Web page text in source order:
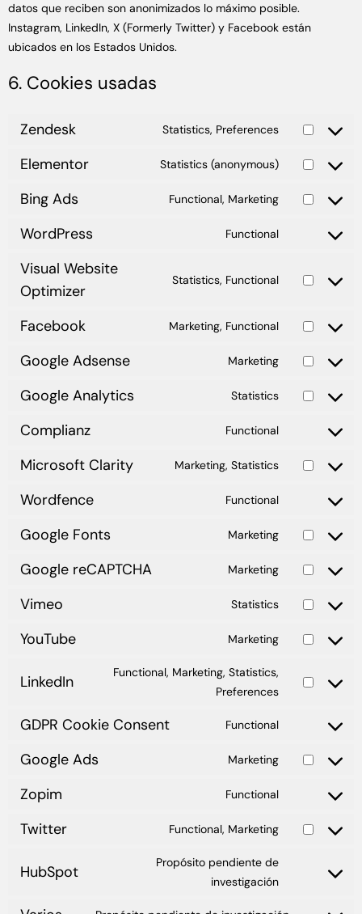
datos que reciben son anonimizados lo máximo posible.
Instagram, LinkedIn, X (Formerly Twitter) y Facebook están
ubicados en los Estados Unidos.
6. Cookies usadas
Zendesk Statistics, Preferences
Elementor Statistics (anonymous)
Bing Ads Functional, Marketing
WordPress Functional
Visual Website
Optimizer
Statistics, Functional
Facebook Marketing, Functional
Google Adsense Marketing
Google Analytics Statistics
Complianz Functional
Microsoft Clarity Marketing, Statistics
Wordfence Functional
Google Fonts Marketing
Google reCAPTCHA Marketing
Vimeo Statistics
YouTube Marketing
LinkedIn
Functional, Marketing, Statistics,
Preferences
GDPR Cookie Consent Functional
Google Ads Marketing
Zopim Functional
Twitter Functional, Marketing
HubSpot
Propósito pendiente de
investigación